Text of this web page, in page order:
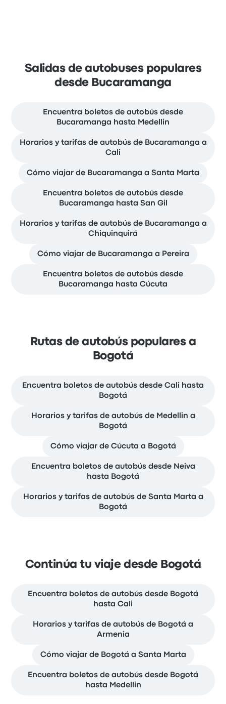
Salidas de autobuses populares
desde Bucaramanga
Encuentra boletos de autobús desde
Bucaramanga hasta Medellin
Horarios y tarifas de autobús de Bucaramanga a
Cali
Cómo viajar de Bucaramanga a Santa Marta
Encuentra boletos de autobús desde
Bucaramanga hasta San Gil
Horarios y tarifas de autobús de Bucaramanga a
Chiquinquirá
Cómo viajar de Bucaramanga a Pereira
Encuentra boletos de autobús desde
Bucaramanga hasta Cúcuta
Rutas de autobús populares a
Bogotá
Encuentra boletos de autobús desde Cali hasta
Bogotá
Horarios y tarifas de autobús de Medellin a
Bogotá
Cómo viajar de Cúcuta a Bogotá
Encuentra boletos de autobús desde Neiva
hasta Bogotá
Horarios y tarifas de autobús de Santa Marta a
Bogotá
Continúa tu viaje desde Bogotá
Encuentra boletos de autobús desde Bogotá
hasta Cali
Horarios y tarifas de autobús de Bogotá a
Armenia
Cómo viajar de Bogotá a Santa Marta
Encuentra boletos de autobús desde Bogotá
hasta Medellin